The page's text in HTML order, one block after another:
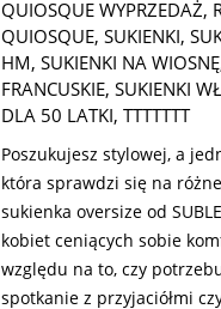
QUIOSQUE WYPRZEDAŻ,
QUIOSQUE, SUKIENKI,
HM, SUKIENKI NA WIOSNĘ
FRANCUSKIE, SUKIENKI
DLA 50 LATKI, TTTTTTT
Poszukujesz stylowej, a
która sprawdzi się na
sukienka oversize od
kobiet ceniących sobie
względu na to, czy
spotkanie z przyjaciółmi